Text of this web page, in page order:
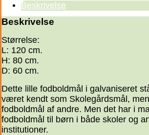
Beskrivelse
Beskrivelse
Størrelse:
L: 120 cm.
H: 80 cm.
D: 60 cm.
Dette lille fodboldmål i galvaniseret
været kendt som Skolegårdsmål,
fodboldmål af andre. Men det har i
fodboldmål til børn i både skoler og
institutioner.